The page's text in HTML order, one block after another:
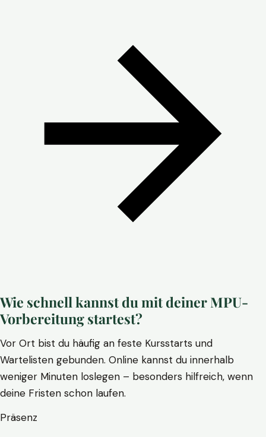
Wie schnell kannst du mit deiner MPU-
Vorbereitung startest?
Vor Ort bist du häufig an feste Kursstarts und
Wartelisten gebunden. Online kannst du innerhalb
weniger Minuten loslegen – besonders hilfreich, wenn
deine Fristen schon laufen.
Präsenz